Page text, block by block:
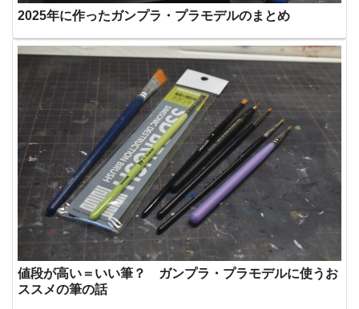
2025年に作ったガンプラ・プラモデルのまとめ
値段が高い＝いい筆？ ガンプラ・プラモデルに使うお
ススメの筆の話